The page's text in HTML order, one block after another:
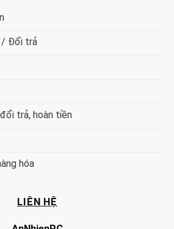
/ Đổi trả
trả, hoàn tiền
hóa
LIÊN HỆ